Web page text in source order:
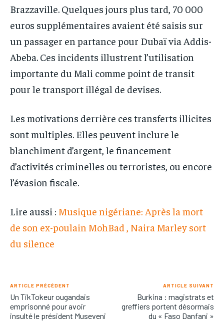
Brazzaville. Quelques jours plus tard, 70 000
euros supplémentaires avaient été saisis sur
un passager en partance pour Dubaï via Addis-
Abeba. Ces incidents illustrent l’utilisation
importante du Mali comme point de transit
pour le transport illégal de devises.
Les motivations derrière ces transferts illicites
sont multiples. Elles peuvent inclure le
blanchiment d’argent, le financement
d’activités criminelles ou terroristes, ou encore
l’évasion fiscale.
Lire aussi : Musique nigériane: Après la mort
de son ex-poulain MohBad , Naira Marley sort
du silence
ARTICLE PRÉCÉDENT
Un TikTokeur ougandais
emprisonné pour avoir
insulté le président Museveni
ARTICLE SUIVANT
Burkina : magistrats et
greffiers portent désormais
du « Faso Danfani »